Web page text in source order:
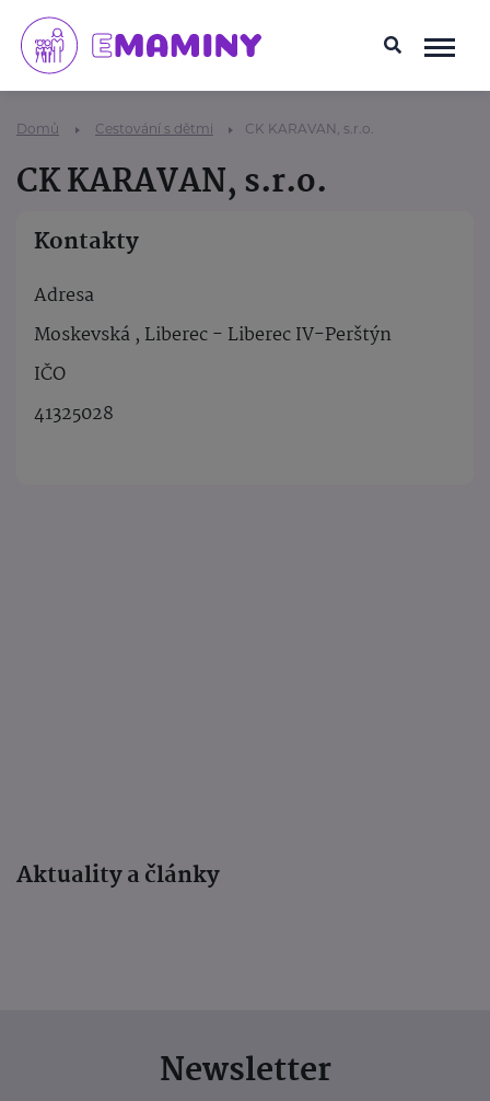
Domů Cestování s dětmi CK KARAVAN, s.r.o.
CK KARAVAN, s.r.o.
Kontakty
Adresa
Moskevská , Liberec - Liberec IV-Perštýn
IČO
41325028
Aktuality a články
Newsletter